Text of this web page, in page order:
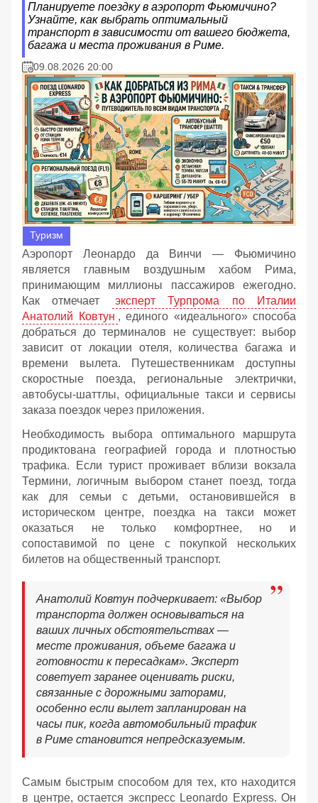
Планируете поездку в аэропорт Фьюмичино?
Узнайте, как выбрать оптимальный
транспорт в зависимости от вашего бюджета,
багажа и места проживания в Риме.
09.08.2026 20:00
Туризм
Аэропорт Леонардо да Винчи — Фьюмичино
является главным воздушным хабом Рима,
принимающим миллионы пассажиров ежегодно.
Как отмечает
эксперт Турпрома по Италии
Анатолий Ковтун , единого «идеального» способа
добраться до терминалов не существует: выбор
зависит от локации отеля, количества багажа и
времени вылета. Путешественникам доступны
скоростные поезда, региональные электрички,
автобусы-шаттлы, официальные такси и сервисы
заказа поездок через приложения.
Необходимость выбора оптимального маршрута
продиктована географией города и плотностью
трафика. Если турист проживает вблизи вокзала
Термини, логичным выбором станет поезд, тогда
как для семьи с детьми, остановившейся в
историческом центре, поездка на такси может
оказаться не только комфортнее, но и
сопоставимой по цене с покупкой нескольких
билетов на общественный транспорт.
Анатолий Ковтун подчеркивает: «Выбор
транспорта должен основываться на
ваших личных обстоятельствах —
месте проживания, объеме багажа и
готовности к пересадкам». Эксперт
советует заранее оценивать риски,
связанные с дорожными заторами,
особенно если вылет запланирован на
часы пик, когда автомобильный трафик
в Риме становится непредсказуемым.
Самым быстрым способом для тех, кто находится
в центре, остается экспресс Leonardo Express. Он